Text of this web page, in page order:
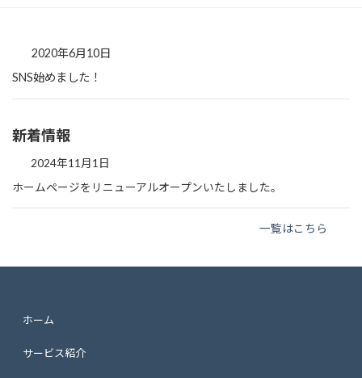
2020年6月10日
SNS始めました！
新着情報
2024年11月1日
ホームページをリニューアルオープンいたしました。
一覧はこちら
ホーム
サービス紹介